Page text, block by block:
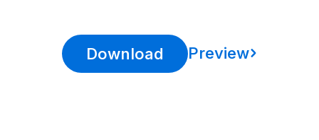
Download Preview